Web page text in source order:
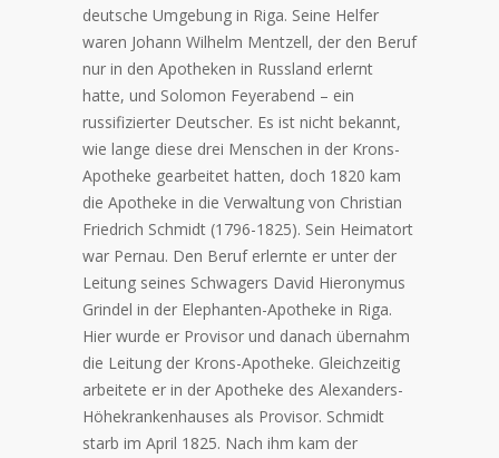
deutsche Umgebung in Riga. Seine Helfer
waren Johann Wilhelm Mentzell, der den Beruf
nur in den Apotheken in Russland erlernt
hatte, und Solomon Feyerabend – ein
russifizierter Deutscher. Es ist nicht bekannt,
wie lange diese drei Menschen in der Krons-
Apotheke gearbeitet hatten, doch 1820 kam
die Apotheke in die Verwaltung von Christian
Friedrich Schmidt (1796-1825). Sein Heimatort
war Pernau. Den Beruf erlernte er unter der
Leitung seines Schwagers David Hieronymus
Grindel in der Elephanten-Apotheke in Riga.
Hier wurde er Provisor und danach übernahm
die Leitung der Krons-Apotheke. Gleichzeitig
arbeitete er in der Apotheke des Alexanders-
Höhekrankenhauses als Provisor. Schmidt
starb im April 1825. Nach ihm kam der